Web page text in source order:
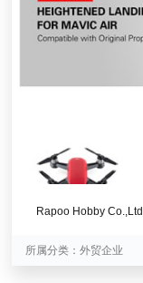
Rapoo Hobby Co.,Ltd
所属分类：外贸企业